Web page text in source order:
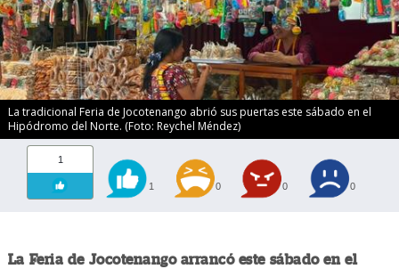
La tradicional Feria de Jocotenango abrió sus puertas este sábado en el
Hipódromo del Norte. (Foto: Reychel Méndez)
1
1 0 0 0
La Feria de Jocotenango arrancó este sábado en el